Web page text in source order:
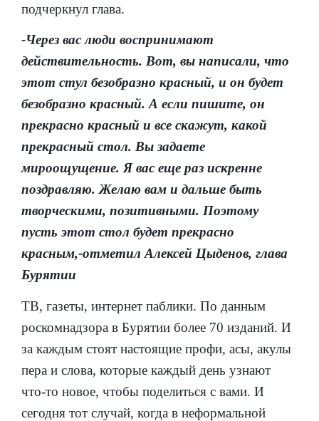
подчеркнул глава.
-Через вас люди воспринимают
действительность. Вот, вы написали, что
этот стул безобразно красный, и он будет
безобразно красный. А если пишите, он
прекрасно красный и все скажут, какой
прекрасный стол. Вы задаете
мироощущение. Я вас еще раз искренне
поздравляю. Желаю вам и дальше быть
творческими, позитивными. Поэтому
пусть этот стол будет прекрасно
красным,-отметил Алексей Цыденов, глава
Бурятии
ТВ, газеты, интернет паблики. По данным
роскомнадзора в Бурятии более 70 изданий. И
за каждым стоят настоящие профи, асы, акулы
пера и слова, которые каждый день узнают
что-то новое, чтобы поделиться с вами. И
сегодня тот случай, когда в неформальной